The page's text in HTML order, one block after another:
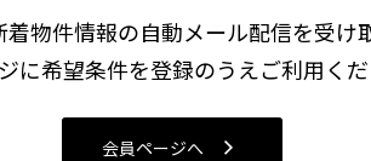
フリーレント
ペット可
物件情報の自動メール配信を受け
に希望条件を登録のうえご利用くだ
会員ページへ